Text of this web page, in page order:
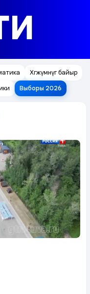
Хөгжүмнүг байыр
Выборы 2026